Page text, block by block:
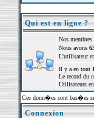
Qui est en ligne ?
Nos
Nous avons
L'utilisateur
Il y a en tout
Le record du
Utilisateurs
Ces donn�es sont bas�es
Connexion